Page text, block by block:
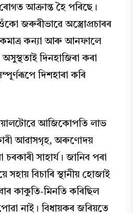
আক্ৰান্ত হৈ পৰিছে।
জৰুৰীভাৱে অস্ত্ৰোপ্ৰচাৰৰ
কন্যা আৰু আনফালে
দিনহাজিৰা কৰা
দিশহাৰা কৰি
আজিকোপতি লাভ
আৱাসগৃহ, অৰুণোদয়
সাহাৰ্য। জানিব পৰা
বিচাৰি স্থানীয় হোজাই
কাকুতি-মিনতি কৰিছিল
নাই। বিধায়কৰ জৰিয়তে